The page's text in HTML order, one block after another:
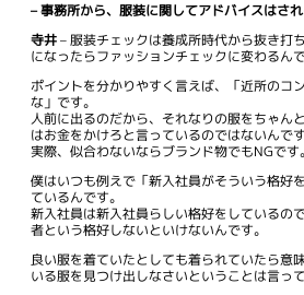
– 事務所から、服装に関してアドバイスはさ
寺井– 服装チェックは養成所時代から抜き打
になったらファッションチェックに変わるんで
ポイントを分かりやすく言えば、「近所のコ
な」です。
人前に出るのだから、それなりの服をちゃん
はお金をかけろと言っているのではないんです
実際、似合わないならブランド物でもNGです。
僕はいつも例えで「新入社員がそういう格好
ているんです。
新入社員は新入社員らしい格好をしているの
者という格好しないといけないんです。
良い服を着ていたとしても着られていたら意
いる服を見つけ出しなさいということは言って